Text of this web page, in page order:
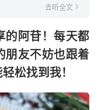
去听全文
的阿苷！每天都
朋友不妨也跟着
松找到我！